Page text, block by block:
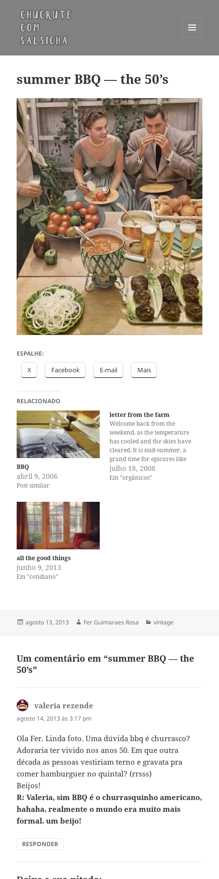
WIDGETS
summer BBQ — the 50’s
ESPALHE:
X Facebook E-mail Mais
RELACIONADO
BBQ
abril 9, 2006
Post similar
letter from the farm
Welcome back from the
weekend, as the temperature
has cooled and the skies have
cleared. It is mid-summer, a
grand time for epicures like
yourselves. As you can see
from your baskets, the
julho 18, 2008
Em "orgânicos"
all the good things
junho 9, 2013
Em "cotidiano"
Publicado
agosto 13, 2013 Autor
Fer Guimaraes Rosa Categorias
vintage
Um comentário em “summer BBQ — the
50’s”
valeria rezende
agosto 14, 2013 às 3:17 pm
Ola Fer. Linda foto. Uma dúvida bbq é churrasco?
Adoraria ter vivido nos anos 50. Em que outra
década as pessoas vestiriam terno e gravata pra
comer hamburguer no quintal? (rrsss)
Beijos!
R: Valeria, sim BBQ é o churrasquinho americano,
hahaha, realmente o mundo era muito mais
formal. um beijo!
RESPONDER